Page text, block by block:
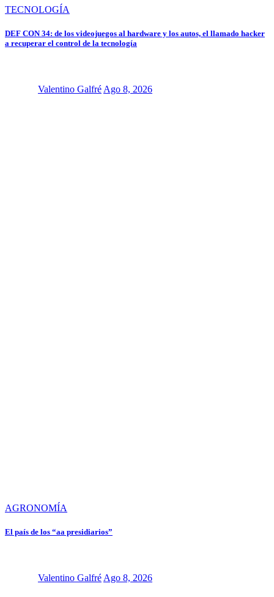
TECNOLOGÍA
DEF CON 34: de los videojuegos al hardware y los autos, el llamado hacker
a recuperar el control de la tecnología
Valentino Galfré Ago 8, 2026
AGRONOMÍA
El país de los “aa presidiarios”
Valentino Galfré Ago 8, 2026